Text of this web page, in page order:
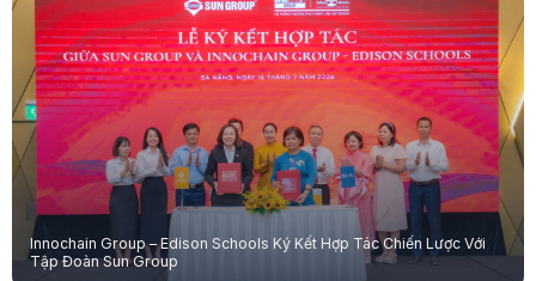
Innochain Group – Edison Schools Ký Kết Hợp Tác Chiến Lược Với
Tập Đoàn Sun Group